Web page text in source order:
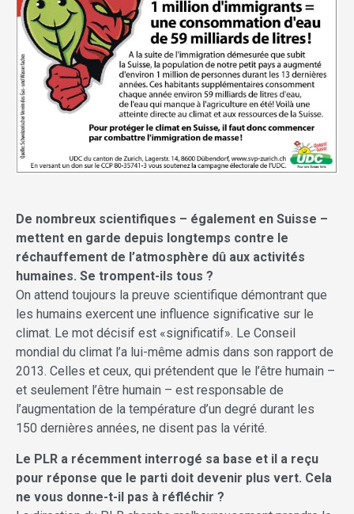
De nombreux scientifiques – également en Suisse –
mettent en garde depuis longtemps contre le
réchauffement de l’atmosphère dû aux activités
humaines. Se trompent-ils tous ?
On attend toujours la preuve scientifique démontrant que
les humains exercent une influence significative sur le
climat. Le mot décisif est «significatif». Le Conseil
mondial du climat l’a lui-même admis dans son rapport de
2013. Celles et ceux, qui prétendent que le l’être humain –
et seulement l’être humain – est responsable de
l’augmentation de la température d’un degré durant les
150 dernières années, ne disent pas la vérité.
Le PLR a récemment interrogé sa base et il a reçu
pour réponse que le parti doit devenir plus vert. Cela
ne vous donne-t-il pas à réfléchir ?